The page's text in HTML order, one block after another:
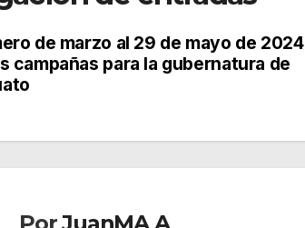
de marzo al 29 de mayo de 2024
campañas para la gubernatura de